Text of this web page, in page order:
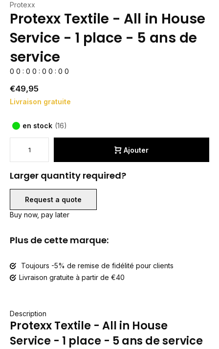
Protexx
Protexx Textile - All in House
Service - 1 place - 5 ans de
service
0 0 : 0 0 : 0 0 : 0 0
€49,95
Livraison gratuite
en stock (16)
Ajouter
Larger quantity required?
Request a quote
Buy now, pay later
Plus de cette marque:
Toujours -5% de remise de fidélité pour clients
Livraison gratuite à partir de €40
Description
Protexx Textile - All in House
Service - 1 place - 5 ans de service